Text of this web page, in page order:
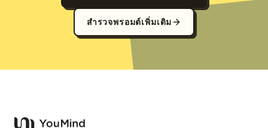
สำรวจพรอมต์เพิ่มเติม